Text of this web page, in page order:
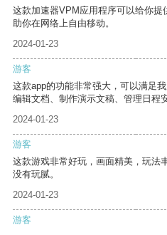
这款加速器VPM应用程序可以给你
助你在网络上自由移动。
2024-01-23
游客
这款app的功能非常强大，可以满足
编辑文档、制作演示文稿、管理日程
2024-01-23
游客
这款游戏非常好玩，画面精美，玩法
没有玩腻。
2024-01-23
游客